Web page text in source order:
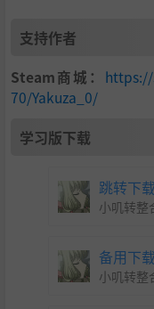
支持作者
Steam商城：
70/Yakuza_0/
学习版下载
跳转下载
小叽转整
备用下载
小叽转整